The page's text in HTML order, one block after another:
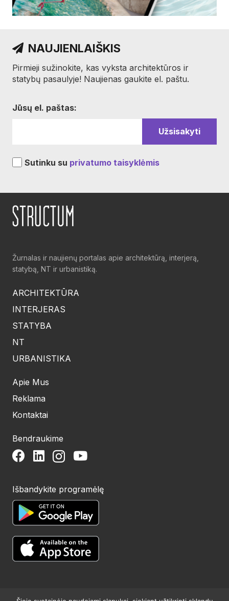
NAUJIENLAIŠKIS
Pirmieji sužinokite, kas vyksta architektūros ir
statybų pasaulyje! Naujienas gaukite el. paštu.
Jūsų el. paštas:
Sutinku su privatumo taisyklėmis
Žurnalas ir naujienų portalas apie architektūrą, interjerą,
statybą, NT ir urbanistiką.
ARCHITEKTŪRA
INTERJERAS
STATYBA
NT
URBANISTIKA
Apie Mus
Reklama
Kontaktai
Bendraukime
Išbandykite programėlę